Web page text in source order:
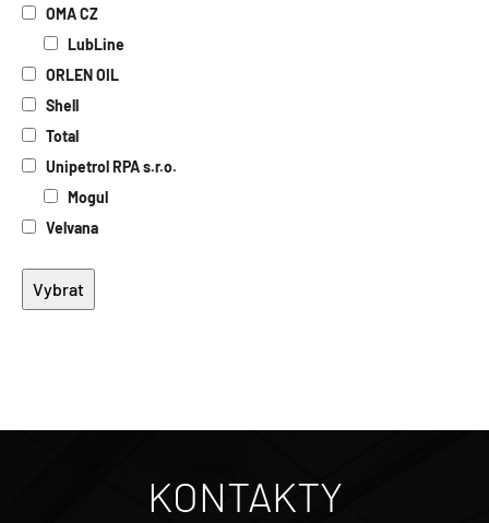
OMA CZ
LubLine
ORLEN OIL
Shell
Total
Unipetrol RPA s.r.o.
Mogul
Velvana
KONTAKTY